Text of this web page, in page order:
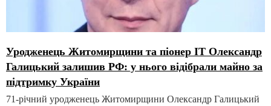
Уродженець Житомирщини та піонер IT Олександр
Галицький залишив РФ: у нього відібрали майно за
підтримку України
71-річний уродженець Житомирщини Олександр Галицький